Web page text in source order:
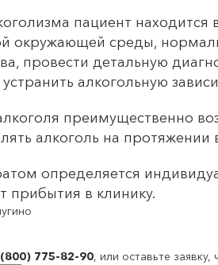
пациент
окружающей среды,
провести детальную
алкогольную
преимущественно
алкоголь на протяжении
определяется
прибытия в клинику.
775-82-90, или оставьте